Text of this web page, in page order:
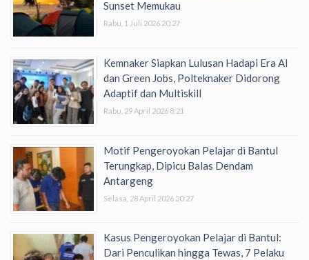
Sunset Memukau
Rabu, 1 Juli 2026 20:27
Kemnaker Siapkan Lulusan Hadapi Era AI
dan Green Jobs, Polteknaker Didorong
Adaptif dan Multiskill
Rabu, 29 April 2026 8:21
Motif Pengeroyokan Pelajar di Bantul
Terungkap, Dipicu Balas Dendam
Antargeng
Selasa, 28 April 2026 20:27
Kasus Pengeroyokan Pelajar di Bantul:
Dari Penculikan hingga Tewas, 7 Pelaku